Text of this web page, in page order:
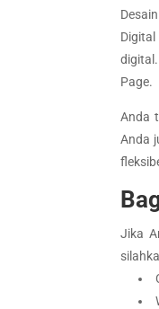
Page.
Anda
Anda
Jika